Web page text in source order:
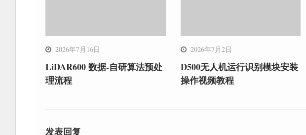
2026年7月16日
LiDAR600 数据-自研算法预处
理流程
2026年7月2日
D500无人机运行识别模块安装
操作视频教程
发表回复